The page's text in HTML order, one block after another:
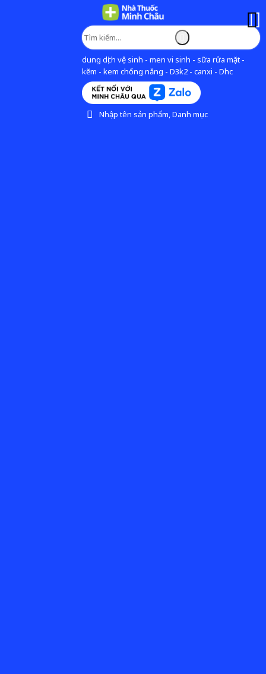
dung dịch vệ sinh - men vi sinh - sữa rửa mặt -
kẽm - kem chống nắng - D3k2 - canxi - Dhc
Nhập tên sản phẩm, Danh mục